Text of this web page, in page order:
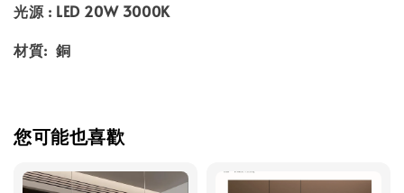
光源 : LED 20W 3000K
材質: 銅
您可能也喜歡